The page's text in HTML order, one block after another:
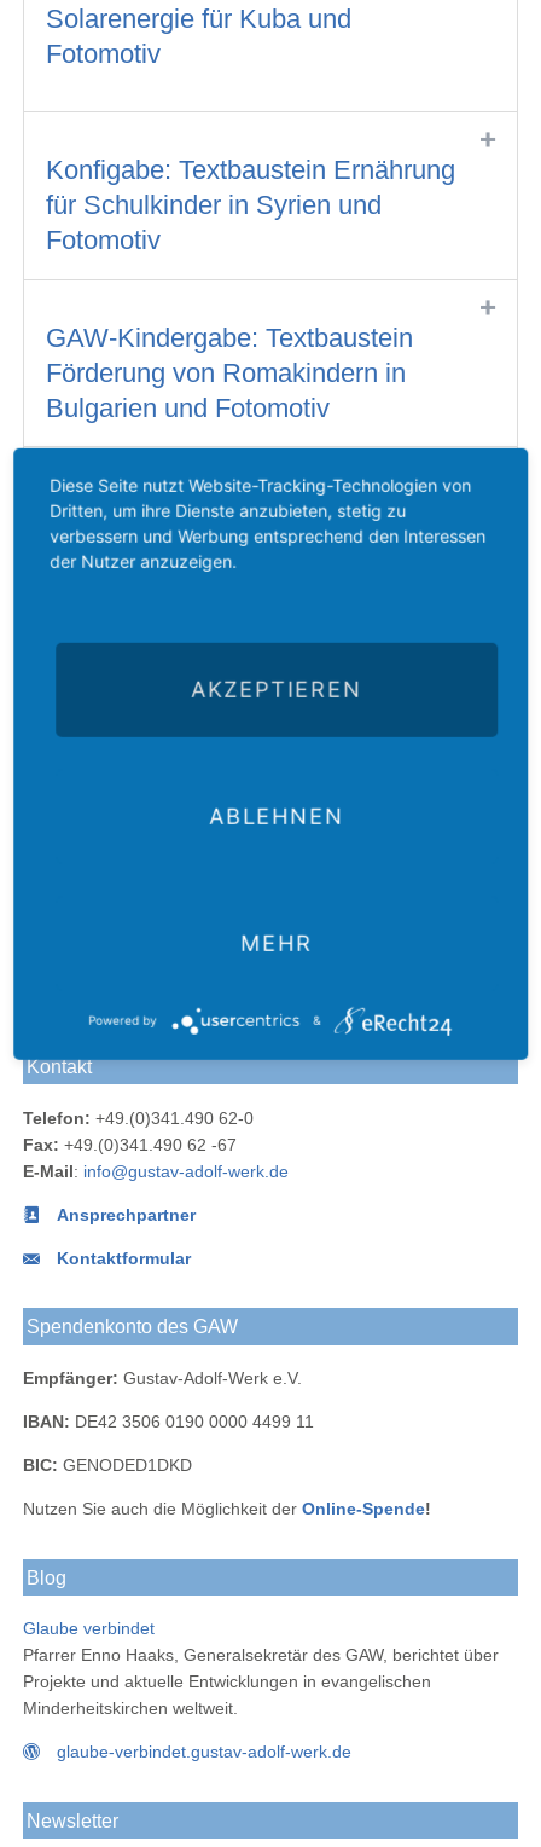
Solarenergie für Kuba und
Fotomotiv
Konfigabe: Textbaustein Ernährung
für Schulkinder in Syrien und
Fotomotiv
GAW-Kindergabe: Textbaustein
Förderung von Romakindern in
Bulgarien und Fotomotiv
Ukrainenothilfe des GAW:
Textbaustein und Fotomotiv
Syrienhilfe des GAW: Textbaustein
Werk
Werk
Das
Werk
Adolf-
Gustav-
Das
Kontakt
Telefon: +49.(0)341.490 62-0
Fax: +49.(0)341.490 62 -67
E-Mail: info@gustav-adolf-werk.de
Ansprechpartner
Kontaktformular
Spendenkonto des GAW
Empfänger: Gustav-Adolf-Werk e.V.
IBAN: DE42 3506 0190 0000 4499 11
BIC: GENODED1DKD
Nutzen Sie auch die Möglichkeit der Online-Spende!
Blog
Glaube verbindet
Pfarrer Enno Haaks, Generalsekretär des GAW, berichtet über
Projekte und aktuelle Entwicklungen in evangelischen
Minderheitskirchen weltweit.
glaube-verbindet.gustav-adolf-werk.de
Newsletter
Diese Seite nutzt Website-Tracking-Technologien von
Dritten, um ihre Dienste anzubieten, stetig zu
verbessern und Werbung entsprechend den Interessen
der Nutzer anzuzeigen.
AKZEPTIEREN
ABLEHNEN
MEHR
Powered by &